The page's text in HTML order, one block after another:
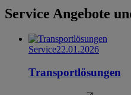
Service Angebote
Service22.01.2026
Transportlösungen